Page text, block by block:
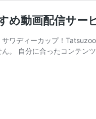
め動画配信サー
サワディーカップ！
ん。 自分に合ったコンテン